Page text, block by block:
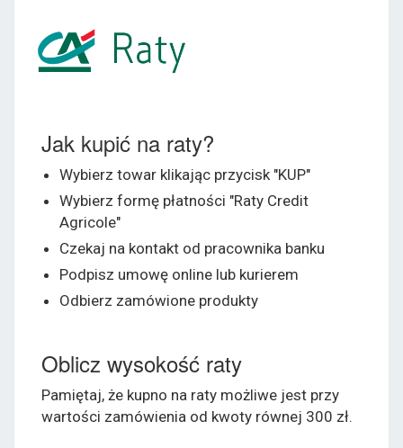
Jak kupić na raty?
Wybierz towar klikając przycisk "KUP"
Wybierz formę płatności "Raty Credit
Agricole"
Czekaj na kontakt od pracownika banku
Podpisz umowę online lub kurierem
Odbierz zamówione produkty
Oblicz wysokość raty
Pamiętaj, że kupno na raty możliwe jest przy
wartości zamówienia od kwoty równej 300 zł.